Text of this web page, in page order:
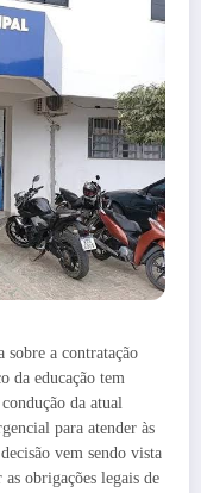
sobre a contratação
da educação tem
da atual
para atender às
vem sendo vista
obrigações legais de